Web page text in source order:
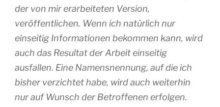
der von mir erarbeiteten Version,
veröffentlichen. Wenn ich natürlich nur
einseitig Informationen bekommen kann, wird
auch das Resultat der Arbeit einseitig
ausfallen. Eine Namensnennung, auf die ich
bisher verzichtet habe, wird auch weiterhin
nur auf Wunsch der Betroffenen erfolgen.